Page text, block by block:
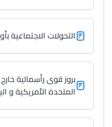
التحولات الاجتماعية
بروز قوى رأسمالية خارج
المتحدة الأمريكية و